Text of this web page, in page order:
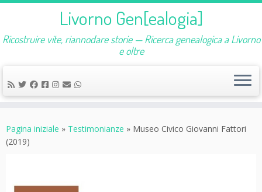
contenuto
Livorno Gen[ealogia]
Ricostruire vite, riannodare storie — Ricerca genealogica a Livorno
e oltre
Pagina iniziale » Testimonianze » Museo Civico Giovanni Fattori
(2019)